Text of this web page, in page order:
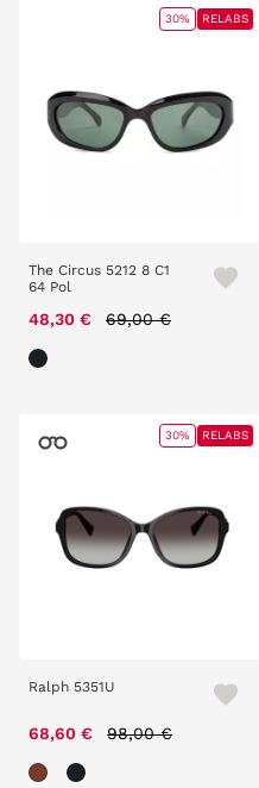
The Circus 5212 8 C1
64 Pol
48,30 € Price reduced from
69,00 €
30% RELABS
Ralph 5351U
68,60 € Price reduced from
98,00 €
30% RELABS